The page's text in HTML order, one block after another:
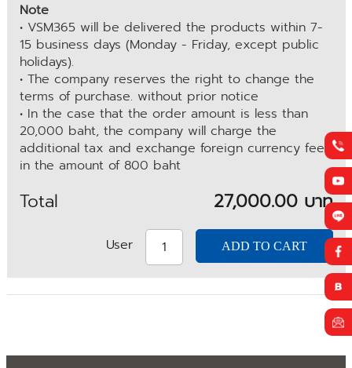
Note
• VSM365 will be delivered the products within 7-
15 business days (Monday - Friday, except public
holidays).
• The company reserves the right to change the
terms of purchase. without prior notice
• In the case that the order amount is less than
20,000 baht, the company will charge the
additional tax and exchange foreign currency fee
in the amount of 800 baht
Total 27,000.00 บาท
User